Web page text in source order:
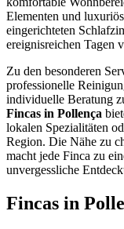
Elementen und
eingerichteten
ereignisreichen Tagen
Zu den besonderen
professionelle
individuelle Beratung
Fincas in Pollença
lokalen Spezialitäten
Region. Die Nähe zu
macht jede Finca zu
unvergessliche
Fincas in